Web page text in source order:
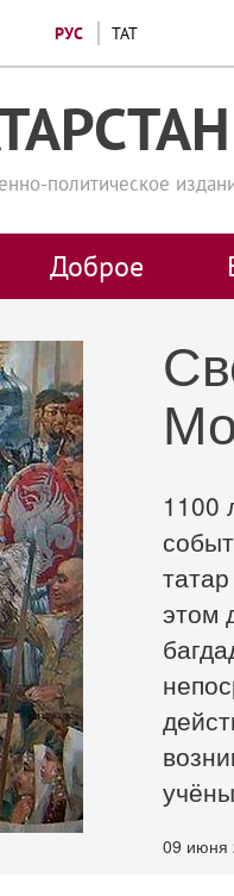
РУС ТАТ
политическое
Доброе
1100
этом
09 июня